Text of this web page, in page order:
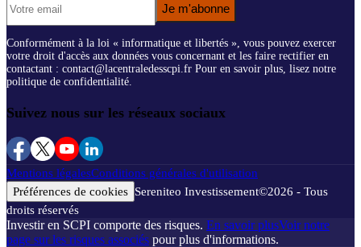
Je m'abonne
Conformément à la loi « informatique et libertés », vous pouvez exercer
votre droit d'accès aux données vous concernant et les faire rectifier en
contactant : contact@lacentraledesscpi.fr Pour en savoir plus, lisez notre
politique de confidentialité.
Suivez nous sur les réseaux sociaux
Mentions légalesConditions générales d'utilisation
Préférences de cookies Sereniteo Investissement©2026 - Tous
droits réservés
Investir en SCPI comporte des risques. En savoir plusVoir notre
page sur les risques associés pour plus d'informations.